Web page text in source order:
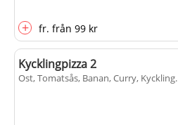
+ fr. från 99 kr
Kycklingpizza 2
Ost, Tomatsås, Banan, Curry, Kyckling.